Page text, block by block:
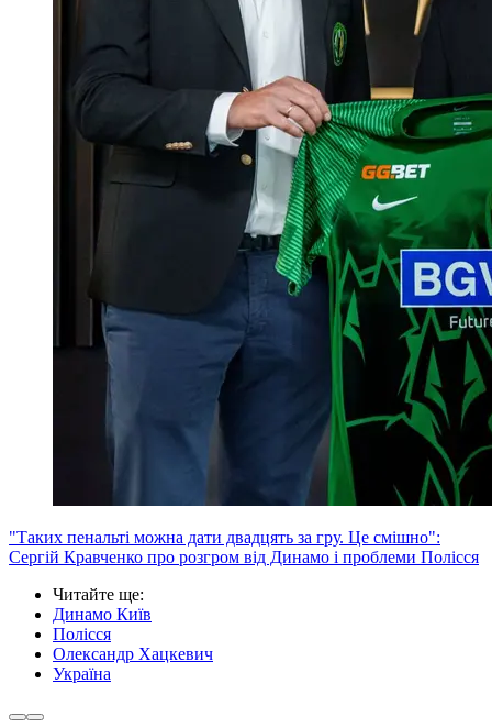
"Таких пенальті можна дати двадцять за гру. Це смішно":
Сергій Кравченко про розгром від Динамо і проблеми Полісся
Читайте ще:
Динамо Київ
Полісся
Олександр Хацкевич
Україна